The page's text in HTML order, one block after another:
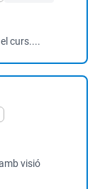
curs....
visió